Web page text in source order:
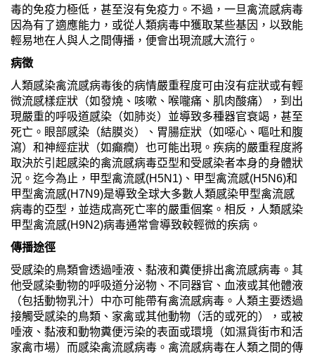
毒的免疫力極低，甚至沒有免疫力。不過，一旦禽流感病毒
因為有了適應能力，或從人類病毒中獲取某些基因，以致能
輕易地在人與人之間傳播，便會出現流感大流行。
病徵
人類感染禽流感病毒後的病情嚴重程度可由沒有症狀或有輕
微流感樣症狀（如發燒、咳嗽、喉嚨痛、肌肉酸痛），到出
現嚴重的呼吸道感染（如肺炎）並導致多種器官衰竭，甚至
死亡。眼部感染（結膜炎）、胃腸症狀（如噁心、嘔吐和腹
瀉）和神經症狀（如癲癇）也可能出現。疾病的嚴重程度將
取決於引起感染的禽流感病毒亞型和受感染者本身的身體狀
況。迄今為止，甲型禽流感(H5N1)、甲型禽流感(H5N6)和
甲型禽流感(H7N9)是導致全球大多數人類感染甲型禽流感
病毒的亞型，並造成高死亡率的嚴重個案。相反，人類感染
甲型禽流感(H9N2)病毒通常會導致較輕微的疾病。
傳播途徑
受感染的鳥類會透過唾液、黏液和糞便排出禽流感病毒。其
他受感染動物的呼吸道分泌物、不同器官、血液或其他體液
（包括動物乳汁）中亦可能帶有禽流感病毒。人類主要透過
接觸受感染的鳥類、家禽或其他動物（活的或死的），或被
唾液、黏液和動物糞便污染的表面或環境（如濕貨街市和活
家禽市場）而感染禽流感病毒。禽流感病毒在人類之間的傳